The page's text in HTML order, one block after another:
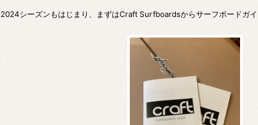
2024シーズンもはじまり、まずはCraft Surfboardsからサーフボードガイ